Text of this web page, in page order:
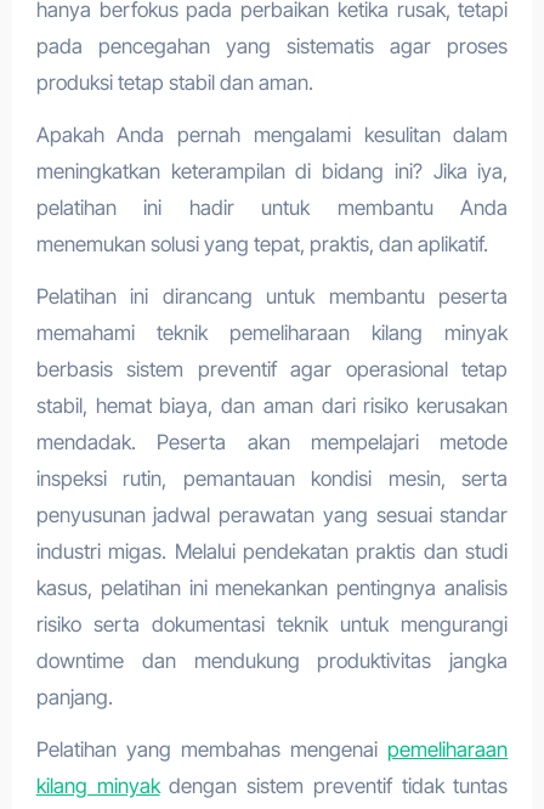
hanya berfokus pada perbaikan ketika rusak, tetapi
pada pencegahan yang sistematis agar proses
produksi tetap stabil dan aman.
Apakah Anda pernah mengalami kesulitan dalam
meningkatkan keterampilan di bidang ini? Jika iya,
pelatihan ini hadir untuk membantu Anda
menemukan solusi yang tepat, praktis, dan aplikatif.
Pelatihan ini dirancang untuk membantu peserta
memahami teknik pemeliharaan kilang minyak
berbasis sistem preventif agar operasional tetap
stabil, hemat biaya, dan aman dari risiko kerusakan
mendadak. Peserta akan mempelajari metode
inspeksi rutin, pemantauan kondisi mesin, serta
penyusunan jadwal perawatan yang sesuai standar
industri migas. Melalui pendekatan praktis dan studi
kasus, pelatihan ini menekankan pentingnya analisis
risiko serta dokumentasi teknik untuk mengurangi
downtime dan mendukung produktivitas jangka
panjang.
Pelatihan yang membahas mengenaipemeliharaan
kilang minyakdengan sistem preventif tidak tuntas